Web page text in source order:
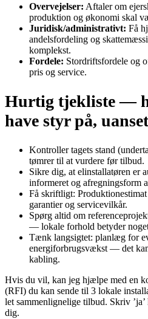
Overvejelser: Aftaler om
produktion og økonomi skal
Juridisk/administrativt: Få
andelsfordeling og
komplekst.
Fordele: Stordriftsfordele og
pris og service.
Hurtig tjekliste —
have styr på,
Kontroller tagets stand
tømrer til at vurdere før tilbud.
Sikre dig, at elinstallatøren er
informeret og afregningsform
Få skriftligt:
garantier og servicevilkår.
Spørg altid om
— lokale forhold betyder
Tænk langsigtet: planlæg for
energiforbrugsvækst — det
kabling.
Hvis du vil, kan jeg hjælpe med en
(RFI) du kan sende til 3 lokale
let sammenlignelige tilbud. Skriv
dig.